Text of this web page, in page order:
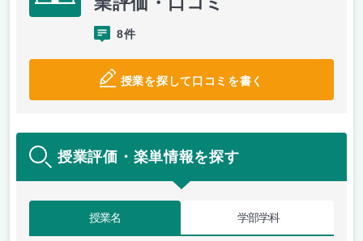
8件
授業を探して口コミを書く
授業評価・楽単情報を探す
授業名 学部学科